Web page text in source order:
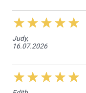
Judy,
16.07.2026